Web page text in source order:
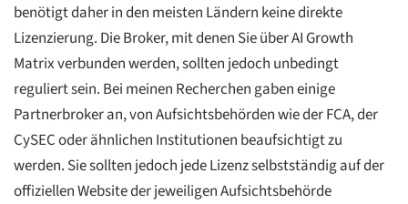
benötigt daher in den meisten Ländern keine direkte
Lizenzierung. Die Broker, mit denen Sie über AI Growth
Matrix verbunden werden, sollten jedoch unbedingt
reguliert sein. Bei meinen Recherchen gaben einige
Partnerbroker an, von Aufsichtsbehörden wie der FCA, der
CySEC oder ähnlichen Institutionen beaufsichtigt zu
werden. Sie sollten jedoch jede Lizenz selbstständig auf der
offiziellen Website der jeweiligen Aufsichtsbehörde